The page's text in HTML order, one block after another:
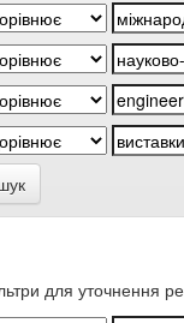
для уточнення